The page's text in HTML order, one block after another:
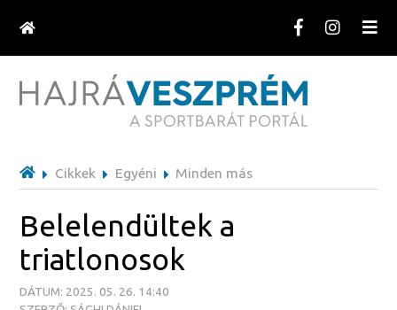
Cikkek Egyéni Minden más
Belelendültek a
triatlonosok
DÁTUM: 2025. 05. 26. 14:40